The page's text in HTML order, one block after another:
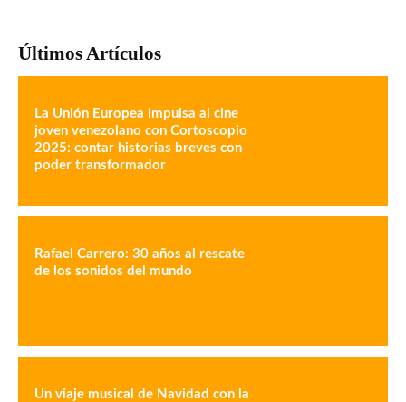
Últimos Artículos
La Unión Europea impulsa al cine
joven venezolano con Cortoscopio
2025: contar historias breves con
poder transformador
Rafael Carrero: 30 años al rescate
de los sonidos del mundo
Un viaje musical de Navidad con la